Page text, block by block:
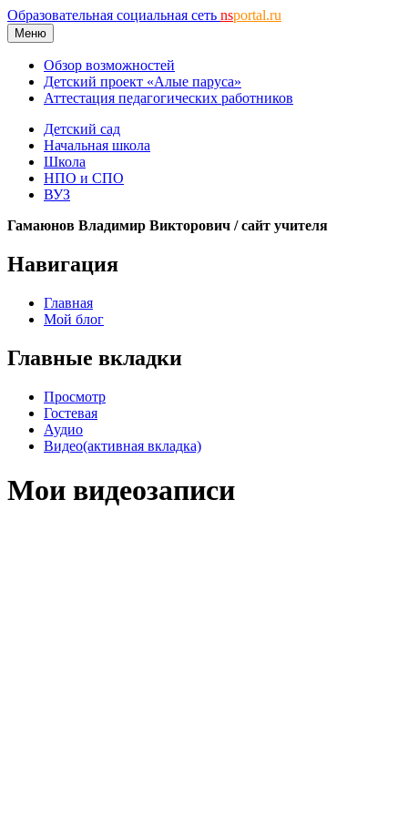
Образовательная социальная сеть nsportal.ru
Меню
Обзор возможностей
Детский проект «Алые паруса»
Аттестация педагогических работников
Детский сад
Начальная школа
Школа
НПО и СПО
ВУЗ
Гамаюнов Владимир Викторович / сайт учителя
Навигация
Главная
Мой блог
Главные вкладки
Просмотр
Гостевая
Аудио
Видео(активная вкладка)
Мои видеозаписи